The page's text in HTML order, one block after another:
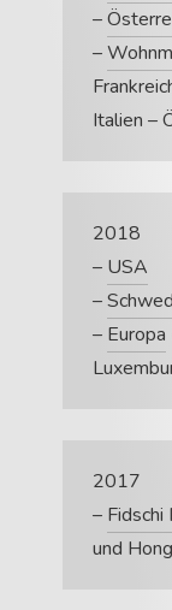
–
–
Italien –
2018
– USA
–
– Europa
2017
– Fidschi
und